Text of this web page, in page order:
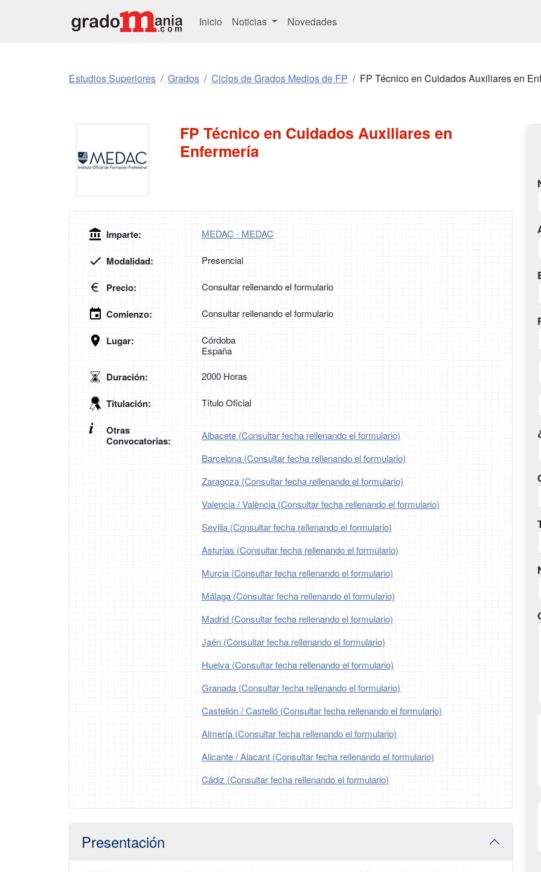
Inicio Noticias Novedades
Estudios Superiores Grados Ciclos de Grados Medios de FP FP Técnico en Cuidados Auxiliares en
FP Técnico en Cuidados Auxiliares en
Enfermería
Imparte: MEDAC - MEDAC
Modalidad: Presencial
Precio: Consultar rellenando el formulario
Comienzo: Consultar rellenando el formulario
Lugar:
Córdoba
España
Duración: 2000 Horas
Titulación: Título Oficial
Otras
Convocatorias:
Albacete (Consultar fecha rellenando el formulario)
Barcelona (Consultar fecha rellenando el formulario)
Zaragoza (Consultar fecha rellenando el formulario)
Valencia / València (Consultar fecha rellenando el formulario)
Sevilla (Consultar fecha rellenando el formulario)
Asturias (Consultar fecha rellenando el formulario)
Murcia (Consultar fecha rellenando el formulario)
Málaga (Consultar fecha rellenando el formulario)
Madrid (Consultar fecha rellenando el formulario)
Jaén (Consultar fecha rellenando el formulario)
Huelva (Consultar fecha rellenando el formulario)
Granada (Consultar fecha rellenando el formulario)
Castellón / Castelló (Consultar fecha rellenando el formulario)
Almería (Consultar fecha rellenando el formulario)
Alicante / Alacant (Consultar fecha rellenando el formulario)
Cádiz (Consultar fecha rellenando el formulario)
Presentación